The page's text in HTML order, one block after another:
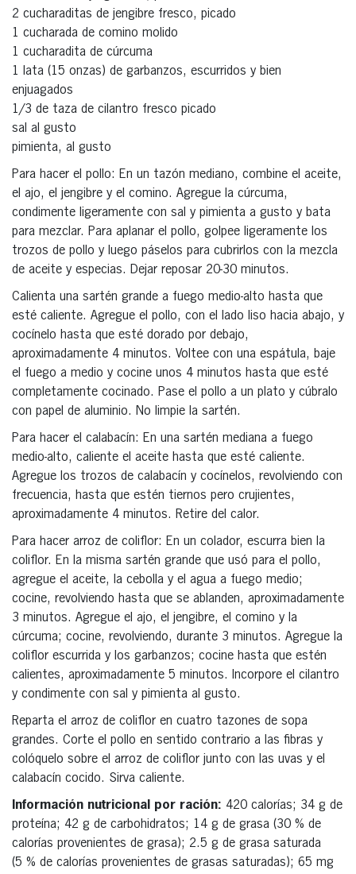
2 cucharaditas de jengibre fresco, picado
1 cucharada de comino molido
1 cucharadita de cúrcuma
1 lata (15 onzas) de garbanzos, escurridos y bien
enjuagados
1/3 de taza de cilantro fresco picado
sal al gusto
pimienta, al gusto
Para hacer el pollo: En un tazón mediano, combine el aceite,
el ajo, el jengibre y el comino. Agregue la cúrcuma,
condimente ligeramente con sal y pimienta a gusto y bata
para mezclar. Para aplanar el pollo, golpee ligeramente los
trozos de pollo y luego páselos para cubrirlos con la mezcla
de aceite y especias. Dejar reposar 20-30 minutos.
Calienta una sartén grande a fuego medio-alto hasta que
esté caliente. Agregue el pollo, con el lado liso hacia abajo, y
cocínelo hasta que esté dorado por debajo,
aproximadamente 4 minutos. Voltee con una espátula, baje
el fuego a medio y cocine unos 4 minutos hasta que esté
completamente cocinado. Pase el pollo a un plato y cúbralo
con papel de aluminio. No limpie la sartén.
Para hacer el calabacín: En una sartén mediana a fuego
medio-alto, caliente el aceite hasta que esté caliente.
Agregue los trozos de calabacín y cocínelos, revolviendo con
frecuencia, hasta que estén tiernos pero crujientes,
aproximadamente 4 minutos. Retire del calor.
Para hacer arroz de coliflor: En un colador, escurra bien la
coliflor. En la misma sartén grande que usó para el pollo,
agregue el aceite, la cebolla y el agua a fuego medio;
cocine, revolviendo hasta que se ablanden, aproximadamente
3 minutos. Agregue el ajo, el jengibre, el comino y la
cúrcuma; cocine, revolviendo, durante 3 minutos. Agregue la
coliflor escurrida y los garbanzos; cocine hasta que estén
calientes, aproximadamente 5 minutos. Incorpore el cilantro
y condimente con sal y pimienta al gusto.
Reparta el arroz de coliflor en cuatro tazones de sopa
grandes. Corte el pollo en sentido contrario a las fibras y
colóquelo sobre el arroz de coliflor junto con las uvas y el
calabacín cocido. Sirva caliente.
Información nutricional por ración: 420 calorías; 34 g de
proteína; 42 g de carbohidratos; 14 g de grasa (30 % de
calorías provenientes de grasa); 2.5 g de grasa saturada
(5 % de calorías provenientes de grasas saturadas); 65 mg